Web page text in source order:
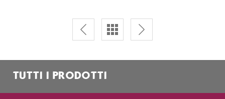
TUTTI I PRODOTTI